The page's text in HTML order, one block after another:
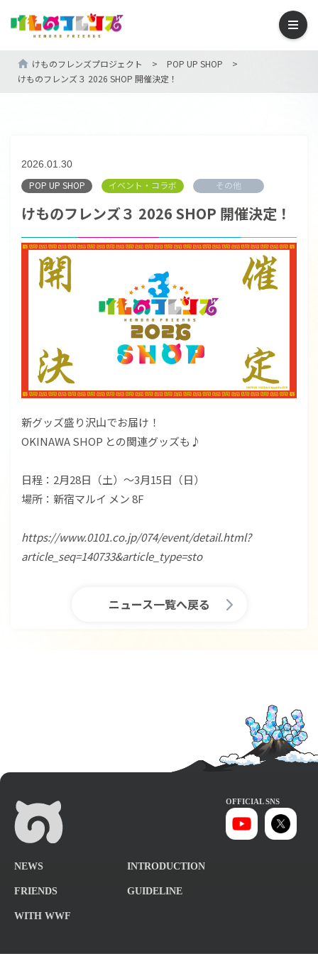
けものフレンズプロジェクト > POP UP SHOP
>
けものフレンズ３ 2026 SHOP 開催決定！
2026.01.30
POP UP SHOP イベント・コラボ その他
けものフレンズ３ 2026 SHOP 開催決定！
新グッズ盛り沢山でお届け！
OKINAWA SHOP との関連グッズも♪
日程：2月28日（土）〜3月15日（日）
場所：新宿マルイ メン 8F
https://www.0101.co.jp/074/event/detail.html?
article_seq=140733&article_type=sto
ニュース一覧へ戻る
OFFICIAL SNS
NEWS INTRODUCTION
FRIENDS GUIDELINE
WITH WWF